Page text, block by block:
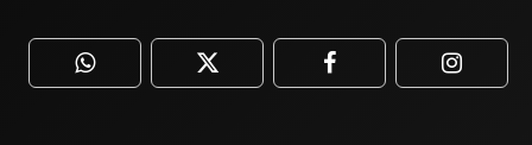
WhatsApp Twitter Facebook